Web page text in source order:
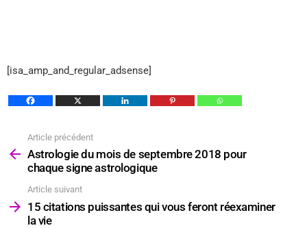
[isa_amp_and_regular_adsense]
plus
Article précédent
Astrologie du mois de septembre 2018 pour
chaque signe astrologique
Article suivant
15 citations puissantes qui vous feront réexaminer
la vie